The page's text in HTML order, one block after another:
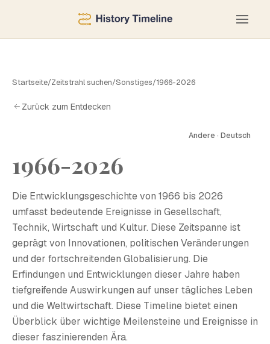
Startseite/Zeitstrahl suchen/Sonstiges/1966-2026
Zurück zum Entdecken
Andere · Deutsch
1966-2026
Die Entwicklungsgeschichte von 1966 bis 2026
umfasst bedeutende Ereignisse in Gesellschaft,
Technik, Wirtschaft und Kultur. Diese Zeitspanne ist
geprägt von Innovationen, politischen Veränderungen
und der fortschreitenden Globalisierung. Die
Erfindungen und Entwicklungen dieser Jahre haben
tiefgreifende Auswirkungen auf unser tägliches Leben
und die Weltwirtschaft. Diese Timeline bietet einen
Überblick über wichtige Meilensteine und Ereignisse in
dieser faszinierenden Ära.